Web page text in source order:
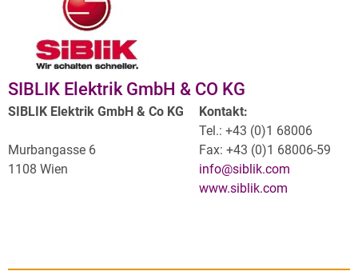
SIBLIK Elektrik GmbH & CO KG
SIBLIK Elektrik GmbH & Co KG
Murbangasse 6
1108 Wien
Kontakt:
Tel.: +43 (0)1 68006
Fax: +43 (0)1 68006-59
info@siblik.com
www.siblik.com